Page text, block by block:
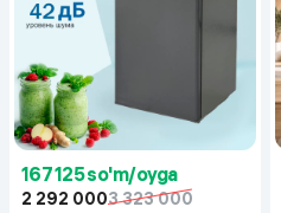
167 125 so'm/oyga
2 292 0003 323 000